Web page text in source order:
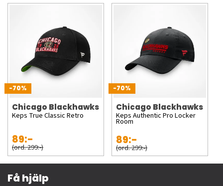
-70%
Chicago Blackhawks
Keps True Classic Retro
89:-
(ord. 299:-)
-70%
Chicago Blackhawks
Keps Authentic Pro Locker
Room
89:-
(ord. 299:-)
Få hjälp